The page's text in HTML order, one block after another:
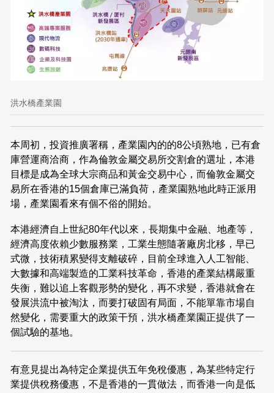
洪水橋產業園
本周初，投資推廣署稱，產業園內的的8公頃熟地，已有倉
庫營運商洽商，作為倫敦金屬交易所交割倉的選址，本港
目標是成為全球大宗商品和黃金交易中心，而倫敦金屬交
易所在香港的15個倉庫已滿負荷，產業園熟地此時正派用
場，產業園看來有個不俗的開始。
本港經濟自上世紀80年代以來，長期集中金融、地產等，
經濟高度依賴少數服務業，工業生態隨著廠房北移，早已
式微，技術積累變得支離破碎，目前全球進入人工智能、
大數據和高端製造的工業科技革命，香港的產業結構嚴重
失衡，難以追上客觀形勢的變化，再不求變，香港就會在
發展洪流中被淘汰，而要打破固有局面，不能單靠市場自
然變化，需要重大的政策干預，洪水橋產業園正提供了一
個試驗的基地。
有意見提出為特定企業提供五年免稅優惠，為某些特定行
業提供稅務優惠，不是香港的一貫做法，而香港一向是低